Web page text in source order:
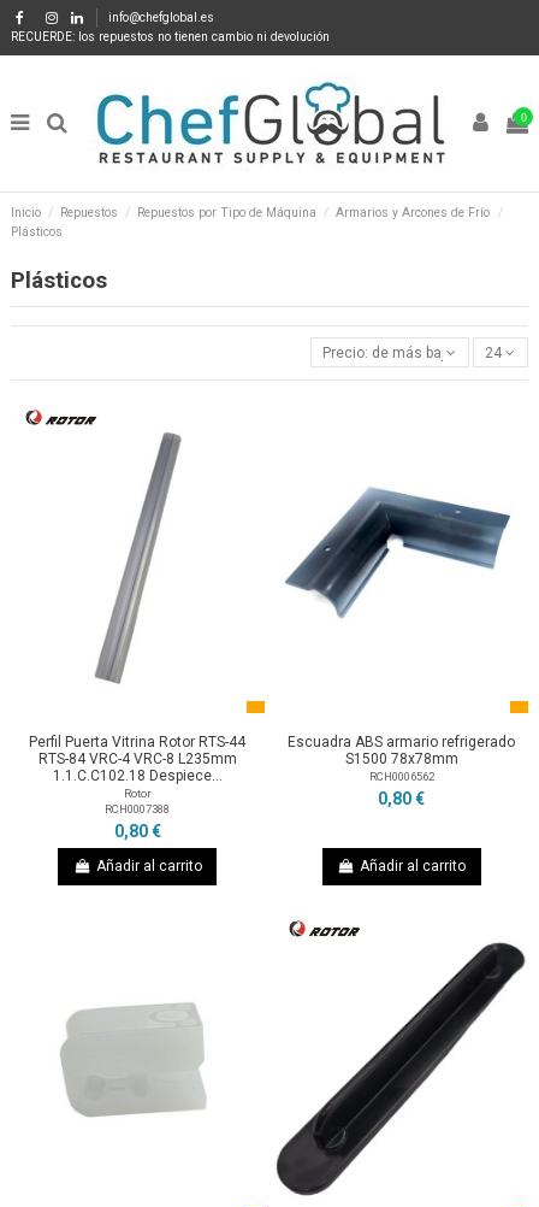
info@chefglobal.es
RECUERDE: los repuestos no tienen cambio ni devolución
0
Inicio Repuestos Repuestos por Tipo de Máquina
Armarios y Arcones de Frío
Plásticos
Plásticos
Precio: de más bajo a más alto
24
Perfil Puerta Vitrina Rotor RTS-44
RTS-84 VRC-4 VRC-8 L235mm
1.1.C.C102.18 Despiece...
Rotor
RCH0007388
0,80 €
Añadir al carrito
Escuadra ABS armario refrigerado
S1500 78x78mm
RCH0006562
0,80 €
Añadir al carrito